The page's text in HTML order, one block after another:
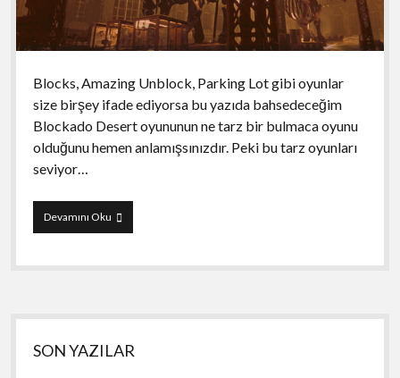
Blocks, Amazing Unblock, Parking Lot gibi oyunlar
size birşey ifade ediyorsa bu yazıda bahsedeceğim
Blockado Desert oyununun ne tarz bir bulmaca oyunu
olduğunu hemen anlamışsınızdır. Peki bu tarz oyunları
seviyor…
Devamını OkuBlockado
Desert
Yan
Menü
SON YAZILAR